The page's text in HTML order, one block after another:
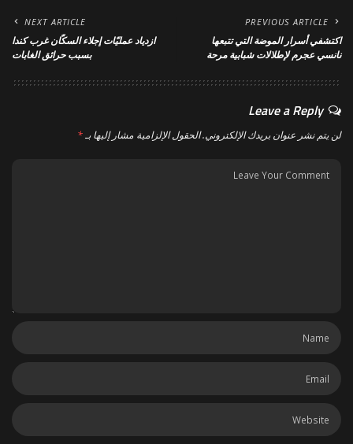
PREVIOUS ARTICLE
اكتشفي أسرار الموضة التي تتبعها
نانسي عجرم لإطلالات شبابية مرحة
NEXT ARTICLE
ازدياد عمليّات إجلاء السكّان غرب كندا
بسبب حرائق الغابات
Leave a Reply
لن يتم نشر عنوان بريدك الإلكتروني.الحقول الإلزامية مشار إليها بـ*